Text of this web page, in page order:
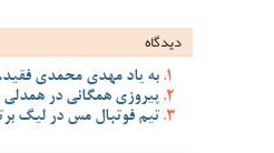
دیدگاه
به یاد مهدی محمدی فقید،
پیروزی همگانی در
تیم فوتبال مس در لیگ برتر 87_1386، با خاطرات